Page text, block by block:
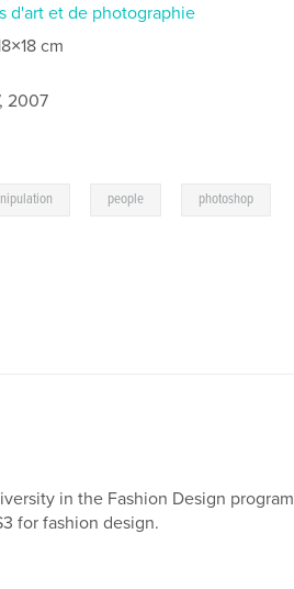
d'art et de photographie
cm
2007
people photoshop
in the Fashion Design program
for fashion design.